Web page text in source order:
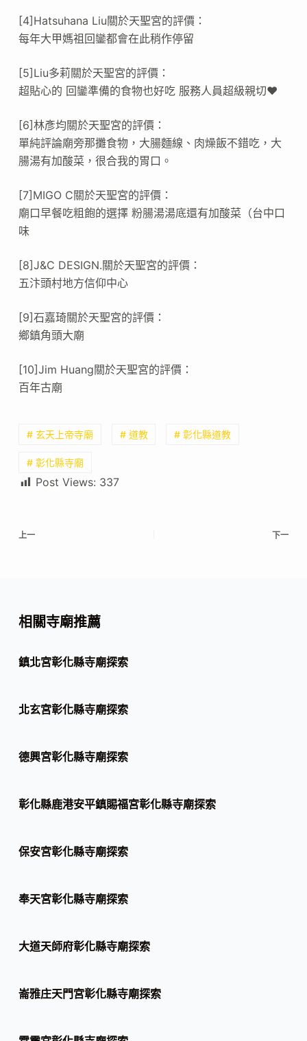
[4]Hatsuhana Liu關於天聖宮的評價：
每年大甲媽祖回鑾都會在此稍作停留
[5]Liu多莉關於天聖宮的評價：
超貼心的 回鑾準備的食物也好吃 服務人員超級親切❤️
[6]林彥均關於天聖宮的評價：
單純評論廟旁那攤食物，大腸麵線、肉燥飯不錯吃，大
腸湯有加酸菜，很合我的胃口。
[7]MIGO C關於天聖宮的評價：
廟口早餐吃粗飽的選擇 粉腸湯湯底還有加酸菜（台中口
味
[8]J&C DESIGN.關於天聖宮的評價：
五汴頭村地方信仰中心
[9]石嘉琦關於天聖宮的評價：
鄉鎮角頭大廟
[10]Jim Huang關於天聖宮的評價：
百年古廟
# 玄天上帝寺廟 # 道教 # 彰化縣道教
# 彰化縣寺廟
Post Views: 337
上一 下一
相關寺廟推薦
鎮北宮彰化縣寺廟探索
北玄宮彰化縣寺廟探索
德興宮彰化縣寺廟探索
彰化縣鹿港安平鎮賜福宮彰化縣寺廟探索
保安宮彰化縣寺廟探索
奉天宮彰化縣寺廟探索
大道天師府彰化縣寺廟探索
崙雅庄天門宮彰化縣寺廟探索